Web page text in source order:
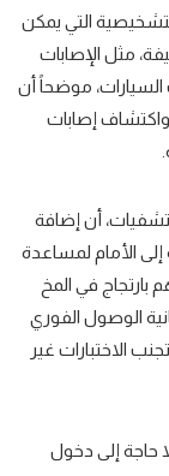
التي يمكن
مثل الإصابات
، موضحاً أن
واكتشاف إصابات
أن إضافة
الأمام لمساعدة
بارتجاج في المخ
الوصول الفوري
الاختبارات غير
حاجة إلى دخول